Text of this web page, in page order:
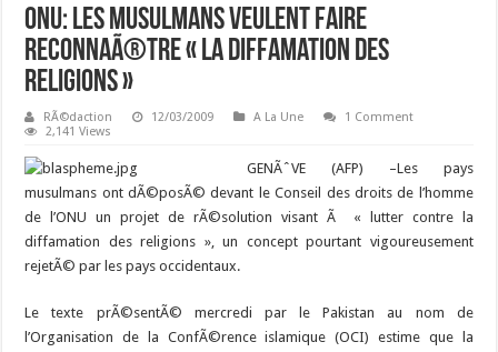
ONU: les musulmans veulent faire
reconnaÃ®tre « la diffamation des
religions »
RÃ©daction 12/03/2009 A La Une
1 Comment
2,141 Views
GENÃˆVE (AFP) –Les pays
musulmans ont dÃ©posÃ© devant le Conseil des droits de l’homme
de l’ONU un projet de rÃ©solution visant Ã « lutter contre la
diffamation des religions », un concept pourtant vigoureusement
rejetÃ© par les pays occidentaux.
Le texte prÃ©sentÃ© mercredi par le Pakistan au nom de
l’Organisation de la ConfÃ©rence islamique (OCI) estime que la